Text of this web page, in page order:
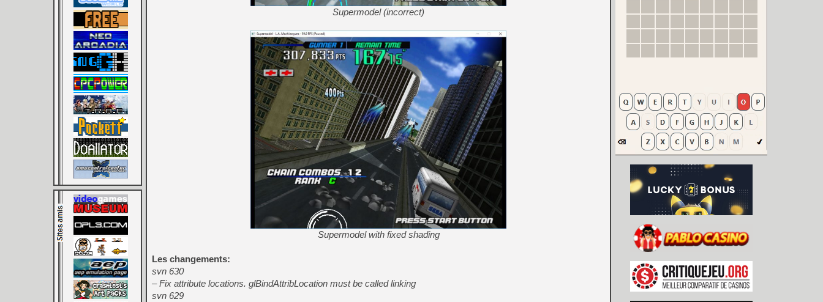
Supermodel (incorrect)
Supermodel with fixed shading
Les changements:
svn 630
– Fix attribute locations. glBindAttribLocation must be called linking
svn 629